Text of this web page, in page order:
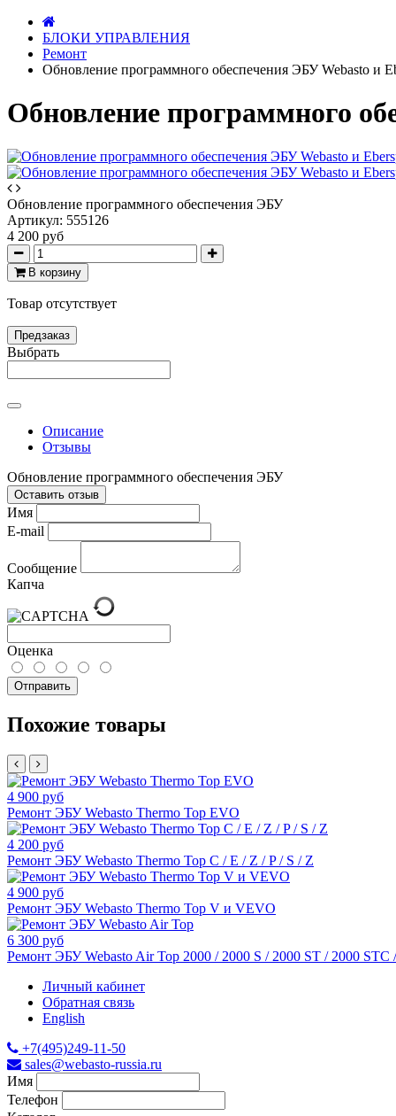
БЛОКИ УПРАВЛЕНИЯ
Ремонт
Обновление программного обеспечения ЭБУ Webasto и
Обновление программного
Обновление программного обеспечения ЭБУ
Артикул: 555126
4 200 руб
В корзину
Товар отсутствует
Предзаказ
Выбрать
Описание
Отзывы
Обновление программного обеспечения ЭБУ
Оставить отзыв
Имя
E-mail
Сообщение
Капча
Оценка
Отправить
Похожие товары
4 900 руб
Ремонт ЭБУ Webasto Thermo Top EVO
4 200 руб
Ремонт ЭБУ Webasto Thermo Top C / E / Z / P / S / Z
4 900 руб
Ремонт ЭБУ Webasto Thermo Top V и VEVO
6 300 руб
Ремонт ЭБУ Webasto Air Top 2000 / 2000 S / 2000 ST / 2000 STC
Личный кабинет
Обратная связь
English
+7(495)249-11-50
sales@webasto-russia.ru
Имя
Телефон